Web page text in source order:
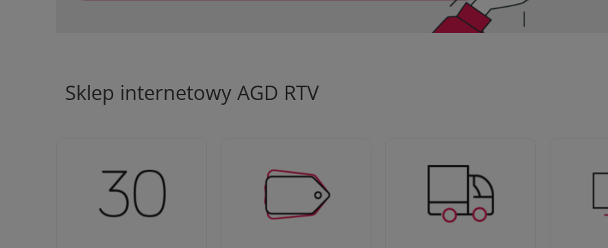
Sklep internetowy AGD RTV
Jesteśmy firmą z 30-letnim
doświadczeniem
Ciężko pracujemy aby zapewnić
najlepsze oferty
90% dostaw następnego dnia,
bez dopłat!
Jesteśmy
przyjść i